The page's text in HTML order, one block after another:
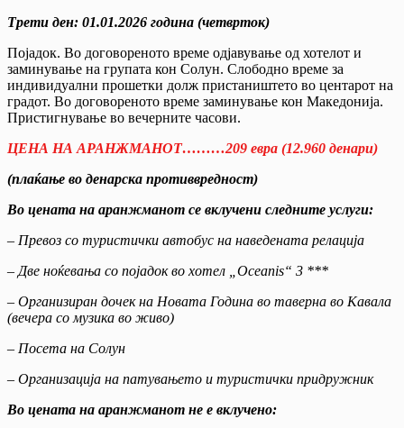
Трети ден: 01.01.2026 година (четврток)
Појадок. Во договореното време одјавување од хотелот и
заминување на групата кон Солун. Слободно време за
индивидуални прошетки долж пристаништето во центарот на
градот. Во договореното време заминување кон Македонија.
Пристигнување во вечерните часови.
ЦЕНА НА АРАНЖМАНОТ………209 евра (12.960 денари)
(плаќање во денарска противвредност)
Во цената на аранжманот се вклучени следните услуги:
– Превоз со туристички автобус на наведената релација
– Две ноќевања со појадок во хотел „ Oceanis“ 3 ***
– Организиран дочек на Новата Година во таверна во Кавала
(вечера со музика во живо)
– Посета на Солун
– Организација на патувањето и туристички придружник
Во цената на аранжманот не е вклучено: